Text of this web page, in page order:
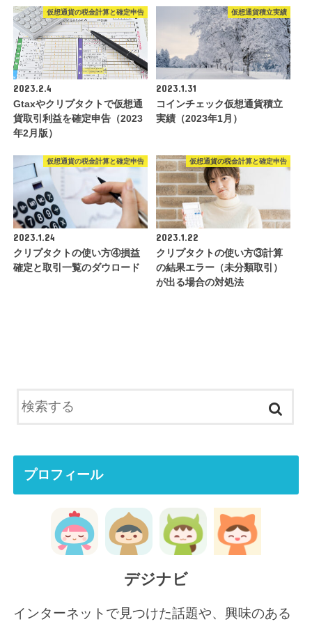
仮想通貨の税金計算と確定申告
2023.2.4
Gtaxやクリプタクトで仮想通
貨取引利益を確定申告（2023
年2月版）
仮想通貨積立実績
2023.1.31
コインチェック仮想通貨積立
実績（2023年1月）
仮想通貨の税金計算と確定申告
2023.1.24
クリプタクトの使い方④損益
確定と取引一覧のダウロード
仮想通貨の税金計算と確定申告
2023.1.22
クリプタクトの使い方③計算
の結果エラー（未分類取引）
が出る場合の対処法
プロフィール
デジナビ
インターネットで見つけた話題や、興味のある